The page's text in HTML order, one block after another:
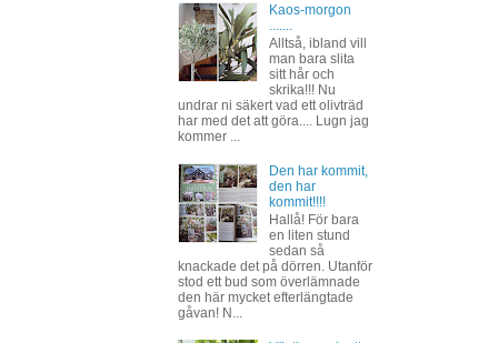
Kaos-morgon
Alltså, ibland vill
man bara slita
sitt hår och
skrika!!! Nu
undrar ni säkert vad ett olivträd
har med det att göra.... Lugn jag
kommer ...
Den har kommit,
den har
kommit!!!!
Hallå! För bara
en liten stund
sedan så
knackade det på dörren. Utanför
stod ett bud som överlämnade
den här mycket efterlängtade
gåvan! N...